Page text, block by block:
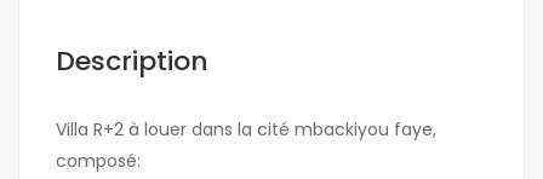
Description
Villa R+2 à louer dans la cité mbackiyou faye,
composé: